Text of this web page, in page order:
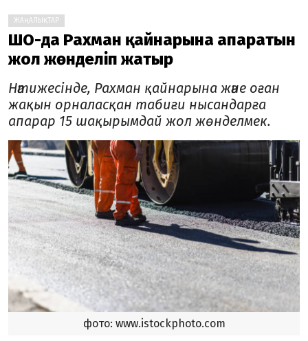
ЖАҢАЛЫҚТАР
ШҚО-да Рахман қайнарына апаратын
жол жөнделіп жатыр
Нәтижесінде, Рахман қайнарына және оған
жақын орналасқан табиғи нысандарға
апарар 15 шақырымдай жол жөнделмек.
фото: www.istockphoto.com